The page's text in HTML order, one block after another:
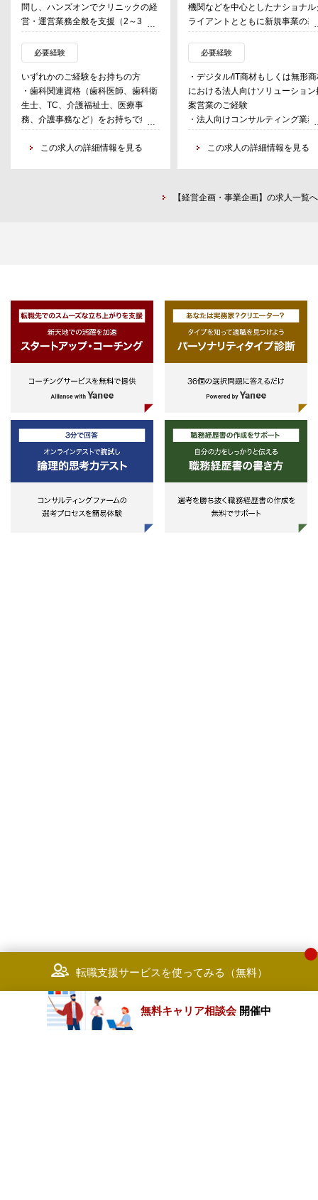
問し、ハンズオンでクリニックの経
営・運営業務全般を支援（2～3案
件/人を担当）する。
・適切なガバナンス体制の構築、意
思決定の高度化
・共同購買、本部機能、ICT導入に
よる業務オペレーションの効率化
・採用・教育・シフトコントロール
・歯科業界におけるベストプラクテ
必要経験
いずれかのご経験をお持ちの方
・歯科関連資格（歯科医師、歯科衛
生士、TC、介護福祉士、医療事
務、介護事務など）をお持ちで経営
に携わりたい方
・歯科医院や医科を含む医療従事者
この求人の詳細情報を見る
機関などを中心としたナショナル
ライアントとともに新規事業の基
検討からスタートし、クライアン
が実現したい将来像を具体化、同
が持つビジネスノウハウも合わせ
業計画、商品性の検討をリード。
化後には社内エンジニア部門と連
し、クライアントサイドの業務要
件、運用設計の支援、社外ステー
ト全体を円滑に進める。
・ 決済・Fintech市場を的確に捉
・ クライアントとの条件・スキ
の交渉および契約締結
＜下記業務もご経験・ご希望に合
せてお任せする＞
・ 採用活動などの組織づくり
必要経験
・デジタル/IT商材もしくは無形
における法人向けソリューション
案営業のご経験
・法人向けコンサルティング業務
ご経験
・事業会社での企画・新規事業設
この求人の詳細情報を見る
【経営企画・事業企画】の求人一覧へ
転職支援サービスを使ってみる（無料）
無料キャリア相談会 開催中